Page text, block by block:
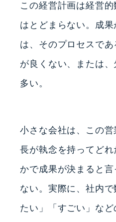
この経営計画は経営
はとどまらない。成
は、そのプロセスで
が良くない、または
多い。
小さな会社は、この
長が執念を持ってど
かで成果が決まると
ない。実際に、社内
たい」「すごい」な